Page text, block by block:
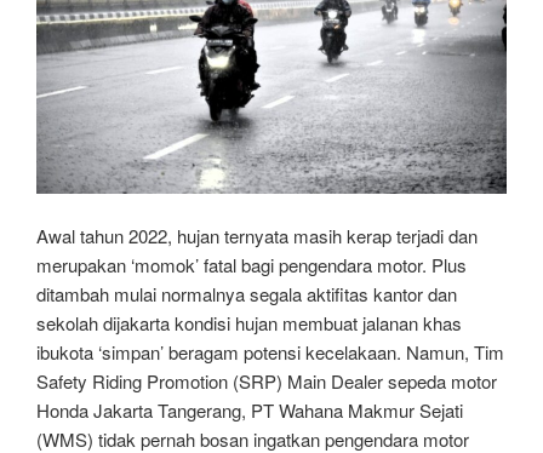
Awal tahun 2022, hujan ternyata masih kerap terjadi dan
merupakan ‘momok’ fatal bagi pengendara motor. Plus
ditambah mulai normalnya segala aktifitas kantor dan
sekolah dijakarta kondisi hujan membuat jalanan khas
ibukota ‘simpan’ beragam potensi kecelakaan. Namun, Tim
Safety Riding Promotion (SRP) Main Dealer sepeda motor
Honda Jakarta Tangerang, PT Wahana Makmur Sejati
(WMS) tidak pernah bosan ingatkan pengendara motor